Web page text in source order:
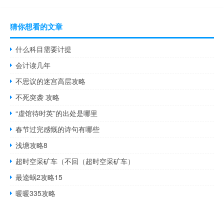
猜你想看的文章
什么科目需要计提
会计读几年
不思议的迷宫高层攻略
不死突袭 攻略
“虚馆待时英”的出处是哪里
春节过完感慨的诗句有哪些
浅塘攻略8
超时空采矿车（不回（超时空采矿车）
最逵蜗2攻略15
暖暖335攻略